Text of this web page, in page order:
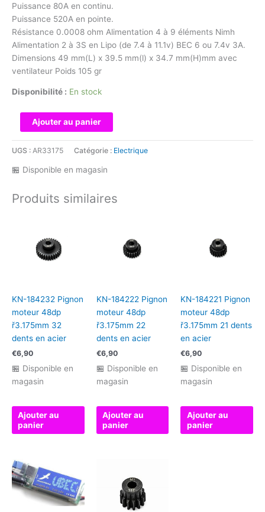
Puissance 80A en continu.
Puissance 520A en pointe.
Résistance 0.0008 ohm Alimentation 4 à 9 éléments Nimh
Alimentation 2 à 3S en Lipo (de 7.4 à 11.1v) BEC 6 ou 7.4v 3A.
Dimensions 49 mm(L) x 39.5 mm(l) x 34.7 mm(H)mm avec
ventilateur Poids 105 gr
Disponibilité : En stock
quantité
de
SCT-
Controleur
Ajouter au panier
UGS : AR33175 Catégorie : Electrique
🏪 Disponible en magasin
Produits similaires
KN-184232 Pignon
moteur 48dp
ř3.175mm 32
dents en acier
€6,90
🏪 Disponible en
magasin
Ajouter au
panier
KN-184222 Pignon
moteur 48dp
ř3.175mm 22
dents en acier
€6,90
🏪 Disponible en
magasin
Ajouter au
panier
KN-184221 Pignon
moteur 48dp
ř3.175mm 21 dents
en acier
€6,90
🏪 Disponible en
magasin
Ajouter au
panier